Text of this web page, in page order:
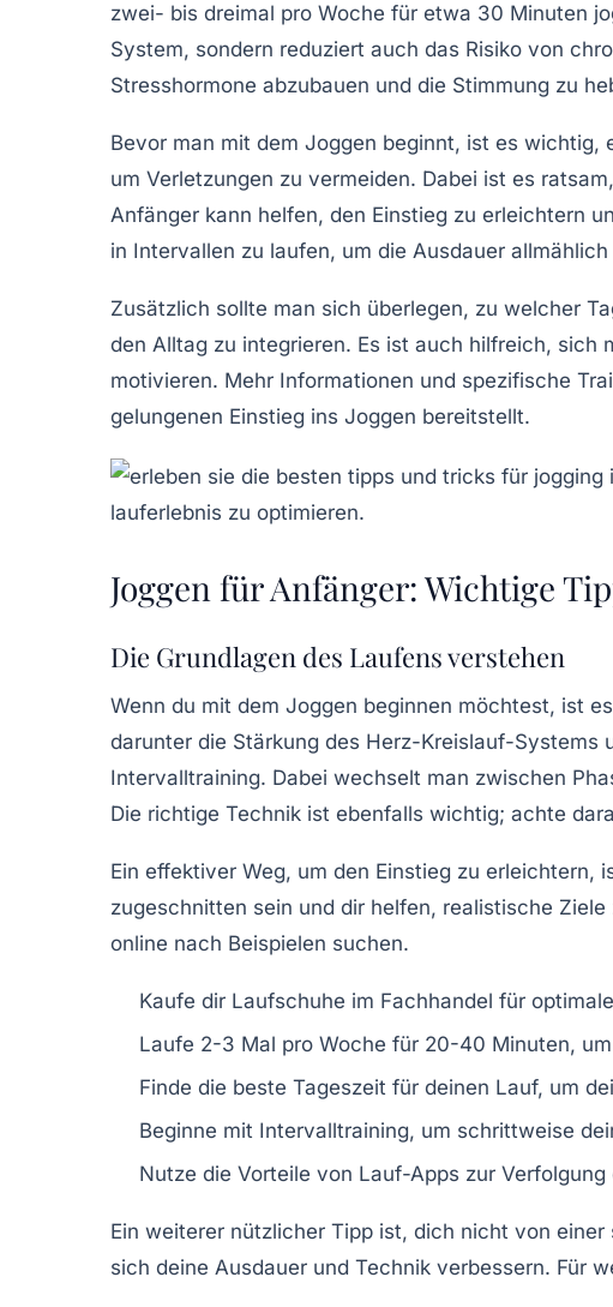
zwei- bis dreimal pro Woche für etwa 30 Minuten
System, sondern reduziert auch das Risiko von
Stresshormone abzubauen und die Stimmung zu
Bevor man mit dem Joggen beginnt, ist es wichtig,
um Verletzungen zu vermeiden. Dabei ist es
Anfänger kann helfen, den Einstieg zu erleichtern
in Intervallen zu laufen, um die Ausdauer
Zusätzlich sollte man sich überlegen, zu welcher
den Alltag zu integrieren. Es ist auch hilfreich, sich
motivieren. Mehr Informationen und spezifische
gelungenen Einstieg ins Joggen bereitstellt.
Joggen für Anfänger: Wichtige
Die Grundlagen des Laufens verstehen
Wenn du mit dem Joggen beginnen möchtest, ist
darunter die Stärkung des Herz-Kreislauf-Systems
Intervalltraining. Dabei wechselt man zwischen
Die richtige Technik ist ebenfalls wichtig; achte
Ein effektiver Weg, um den Einstieg zu erleichtern,
zugeschnitten sein und dir helfen, realistische
online nach Beispielen suchen.
Kaufe dir Laufschuhe im Fachhandel für
Laufe 2-3 Mal pro Woche für 20-40 Minuten,
Finde die beste Tageszeit für deinen Lauf, um
Beginne mit Intervalltraining, um schrittweise
Nutze die Vorteile von Lauf-Apps zur
Ein weiterer nützlicher Tipp ist, dich nicht von
sich deine Ausdauer und Technik verbessern. Für